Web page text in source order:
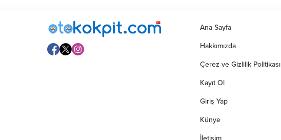
Ana Sayfa
Hakkımızda
Çerez ve Gizlilik Politikası
Kayıt Ol
Giriş Yap
Künye
İletişim